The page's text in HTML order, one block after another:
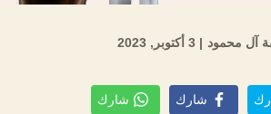
آل محمود | 3 أكتوبر, 2023
شارك شارك